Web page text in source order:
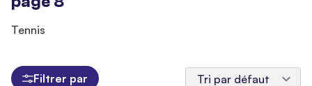
Tennis
Filtrer par